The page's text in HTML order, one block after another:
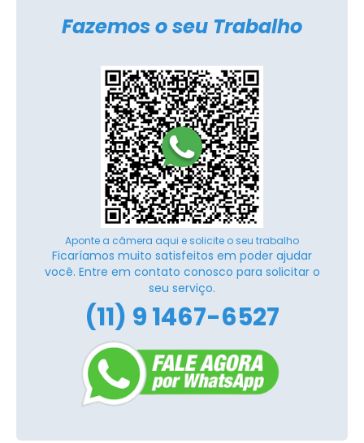
Fazemos o seu Trabalho
Aponte a câmera aqui e solicite o seu trabalho
Ficaríamos muito satisfeitos em poder ajudar
você. Entre em contato conosco para solicitar o
seu serviço.
(11) 9 1467-6527